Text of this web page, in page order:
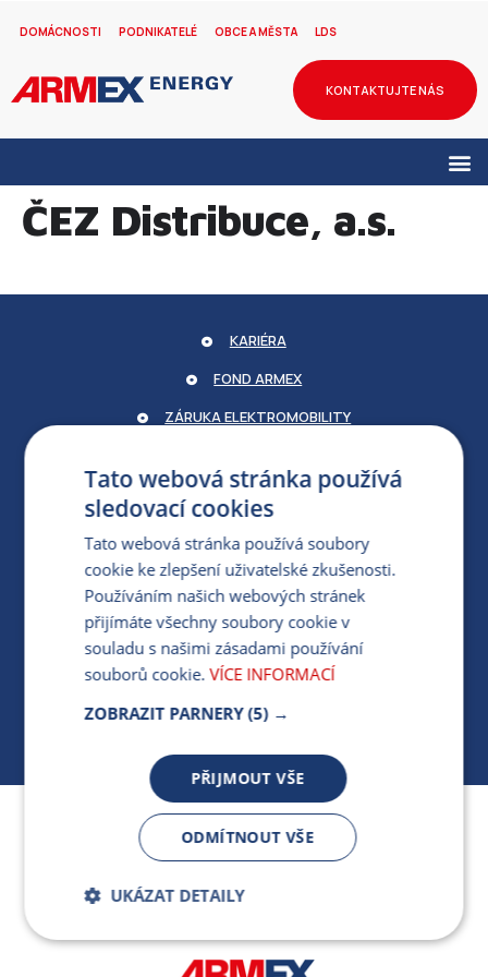
DOMÁCNOSTI PODNIKATELÉ OBCE A MĚSTA LDS
KONTAKTUJTE NÁS
ČEZ Distribuce, a.s.
Jsme součástí skupiny ARMEX a členem Asociace
nezávislých dodavatelů energií.
KARIÉRA
FOND ARMEX
ZÁRUKA ELEKTROMOBILITY
PRO MÉDIA
MÁM DOTAZ KE STÁVAJÍCÍ SMLOUVĚ
412 154 154
PO-PÁ 7:30-17:00
Tato webová stránka používá
sledovací cookies
Tato webová stránka používá soubory
cookie ke zlepšení uživatelské zkušenosti.
Používáním našich webových stránek
přijímáte všechny soubory cookie v
souladu s našimi zásadami používání
souborů cookie. VÍCE INFORMACÍ
ZOBRAZIT PARNERY (5) →
PŘIJMOUT VŠE
ODMÍTNOUT VŠE
UKÁZAT DETAILY
Bezpodmínečně
nutné soubory
Výkonnostní